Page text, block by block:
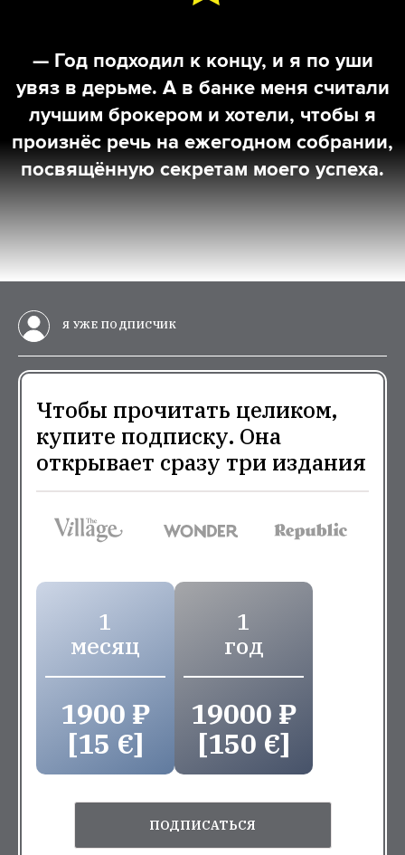
— Год подходил к концу, и я по уши
увяз в дерьме. А в банке меня считали
лучшим брокером и хотели, чтобы я
произнёс речь на ежегодном собрании,
посвящённую секретам моего успеха.
Я УЖЕ ПОДПИСЧИК
Чтобы прочитать целиком,
купите подписку. Она
открывает сразу три издания
1
месяц
1900 ₽
[15 €]
1
год
19000 ₽
[150 €]
ПОДПИСАТЬСЯ